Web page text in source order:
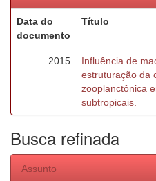
Data do
documento
Título
2015
Influência de
estruturação da
zooplanctônica
subtropicais.
Busca refinada
Assunto